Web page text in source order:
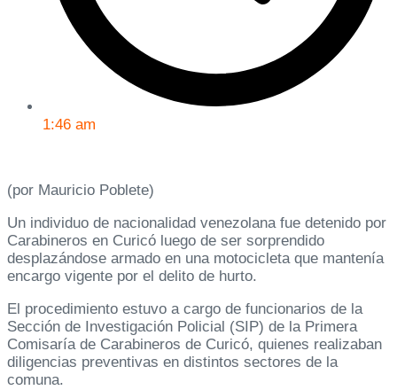
1:46 am
(por Mauricio Poblete)
Un individuo de nacionalidad venezolana fue detenido por
Carabineros en Curicó luego de ser sorprendido
desplazándose armado en una motocicleta que mantenía
encargo vigente por el delito de hurto.
El procedimiento estuvo a cargo de funcionarios de la
Sección de Investigación Policial (SIP) de la Primera
Comisaría de Carabineros de Curicó, quienes realizaban
diligencias preventivas en distintos sectores de la
comuna.